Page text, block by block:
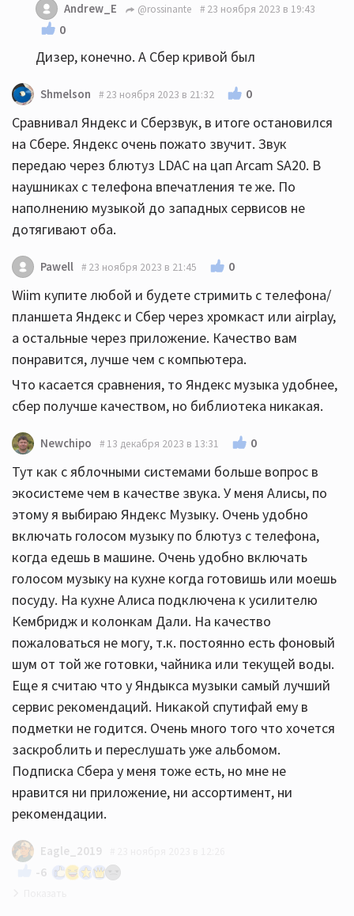
Andrew_E @rossinante 23 ноября 2023 в 19:43
0
Дизер, конечно. А Сбер кривой был
Shmelson 23 ноября 2023 в 21:32 0
Сравнивал Яндекс и Сберзвук, в итоге остановился
на Сбере. Яндекс очень пожато звучит. Звук
передаю через блютуз LDAC на цап Arcam SA20. В
наушниках с телефона впечатления те же. По
наполнению музыкой до западных сервисов не
дотягивают оба.
Pawell 23 ноября 2023 в 21:45 0
Wiim купите любой и будете стримить с телефона/
планшета Яндекс и Сбер через хромкаст или airplay,
а остальные через приложение. Качество вам
понравится, лучше чем с компьютера.
Что касается сравнения, то Яндекс музыка удобнее,
сбер получше качеством, но библиотека никакая.
Newchipo 13 декабря 2023 в 13:31 0
Тут как с яблочными системами больше вопрос в
экосистеме чем в качестве звука. У меня Алисы, по
этому я выбираю Яндекс Музыку. Очень удобно
включать голосом музыку по блютуз с телефона,
когда едешь в машине. Очень удобно включать
голосом музыку на кухне когда готовишь или моешь
посуду. На кухне Алиса подключена к усилителю
Кембридж и колонкам Дали. На качество
пожаловаться не могу, т.к. постоянно есть фоновый
шум от той же готовки, чайника или текущей воды.
Еще я считаю что у Яндыкса музыки самый лучший
сервис рекомендаций. Никакой спутифай ему в
подметки не годится. Очень много того что хочется
заскроблить и переслушать уже альбомом.
Подписка Сбера у меня тоже есть, но мне не
нравится ни приложение, ни ассортимент, ни
рекомендации.
Eagle_2019
-6